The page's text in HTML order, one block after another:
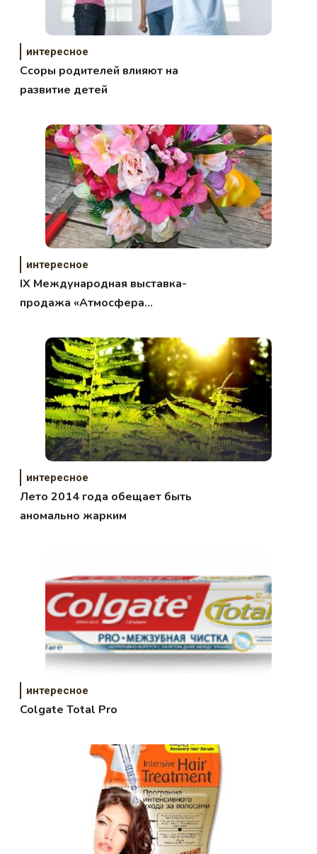
интересное
Ссоры родителей влияют на
развитие детей
интересное
IХ Международная выставка-
продажа «Атмосфера
интересное
Лето 2014 года обещает быть
аномально жарким
интересное
Colgate Total Pro